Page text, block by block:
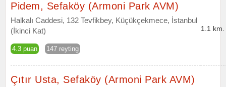
Pidem, Sefaköy (Armoni Park AVM)
Halkalı Caddesi, 132 Tevfikbey, Küçükçekmece, İstanbul
(İkinci Kat)
4.3 puan 147 reyting
1.1 km.
Çıtır Usta, Sefaköy (Armoni Park AVM)